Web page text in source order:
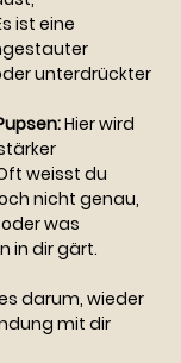
ist eine
unterdrückter
Hier wird
weisst du
nicht genau,
was
in dir gärt.
darum, wieder
mit dir